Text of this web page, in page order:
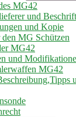
MG42
und
und Kopie
MG Schützen
MG42
und
MG42